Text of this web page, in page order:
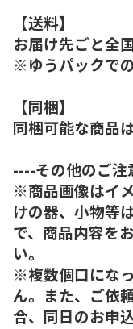
【送料】
お届け先ごと全
※ゆうパックで
【同梱】
同梱可能な商品
----その他のご注
※商品画像はイ
けの器、小物等
で、商品内容を
い。
※複数個口にな
ん。また、ご依
合、同日のお申